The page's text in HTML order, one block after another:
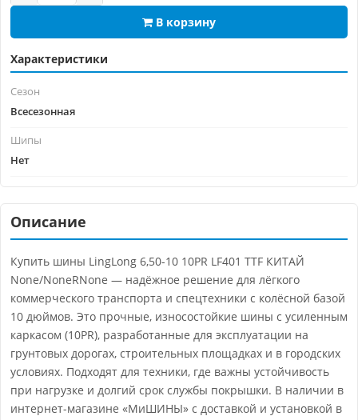
В корзину
Характеристики
Сезон
Всесезонная
Шипы
Нет
Описание
Купить шины LingLong 6,50-10 10PR LF401 TTF КИТАЙ
None/NoneRNone — надёжное решение для лёгкого
коммерческого транспорта и спецтехники с колёсной базой
10 дюймов. Это прочные, износостойкие шины с усиленным
каркасом (10PR), разработанные для эксплуатации на
грунтовых дорогах, строительных площадках и в городских
условиях. Подходят для техники, где важны устойчивость
при нагрузке и долгий срок службы покрышки. В наличии в
интернет-магазине «МиШИНЫ» с доставкой и установкой в